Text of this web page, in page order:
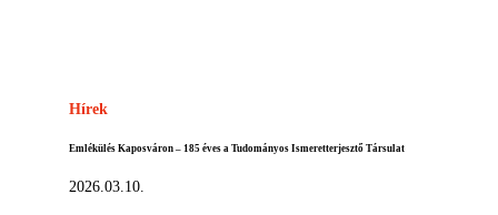
Hírek
Emlékülés Kaposváron – 185 éves a Tudományos Ismeretterjesztő Társulat
2026.03.10.